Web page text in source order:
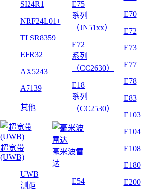
SI24R1
NRF24L01+
TLSR8359
EFR32
AX5243
A7139
其他
超宽带
(UWB)
UWB
测距
E75
系列
（JN51xx）
E72
系列
（CC2630）
E18
系列
（CC2530）
毫米波雷
达
E54
E70
E72
E73
E77
E78
E83
E103
E104
E108
E180
E200